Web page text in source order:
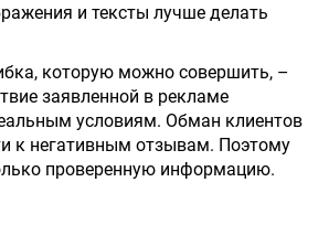
и тексты лучше делать
которую можно совершить, –
заявленной в рекламе
условиям. Обман клиентов
к негативным отзывам. Поэтому
проверенную информацию.